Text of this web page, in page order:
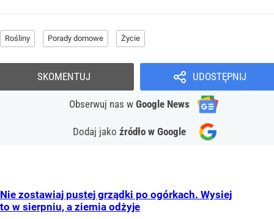
Rośliny Porady domowe Życie
UDOSTĘPNIJ
Obserwuj nas w Google News
Dodaj jako źródło w Google
SKOMENTUJ
Nie zostawiaj pustej grządki po ogórkach. Wysiej
to w sierpniu, a ziemia odżyje